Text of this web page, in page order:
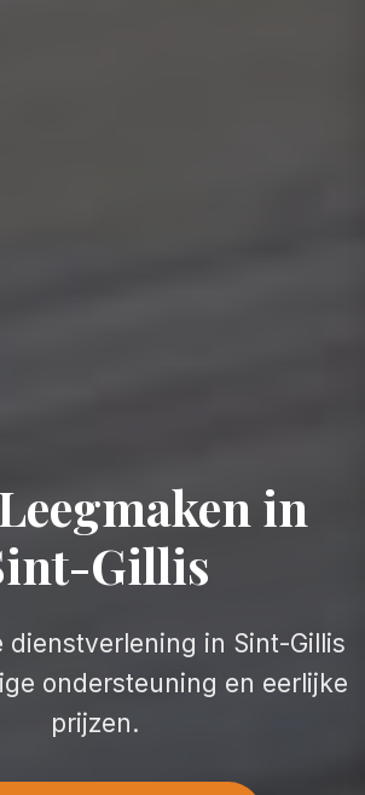
in
Gillis
dienstverlening in Sint-Gillis
ondersteuning en eerlijke
prijzen.